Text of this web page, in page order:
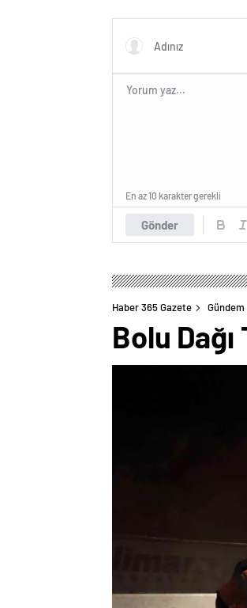
açıklıyor
Gönder
En az 10 karakter gerekli
Haber 365 Gazete Gündem
Bolu Dağı